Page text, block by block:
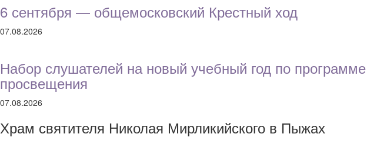
6 сентября — общемосковский Крестный ход
07.08.2026
Набор слушателей на новый учебный год по
просвещения
07.08.2026
Храм святителя Николая Мирликийского в Пыжах